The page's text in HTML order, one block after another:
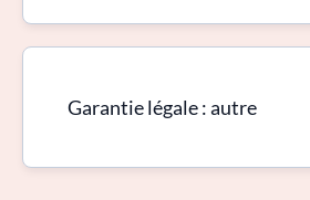
Garantie légale : autre